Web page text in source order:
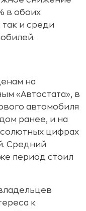
в обоих
и среди
на
«Автостата», в
автомобиля
ранее, и на
цифрах
Средний
период стоил
к